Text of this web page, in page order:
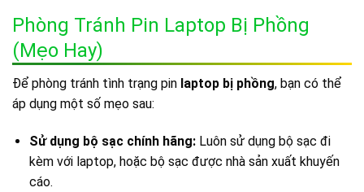
Phòng Tránh Pin Laptop Bị Phồng
(Mẹo Hay)
Để phòng tránh tình trạng pin laptop bị phồng, bạn có thể
áp dụng một số mẹo sau:
Sử dụng bộ sạc chính hãng:Luôn sử dụng bộ sạc đi
kèm với laptop, hoặc bộ sạc được nhà sản xuất khuyến
cáo.